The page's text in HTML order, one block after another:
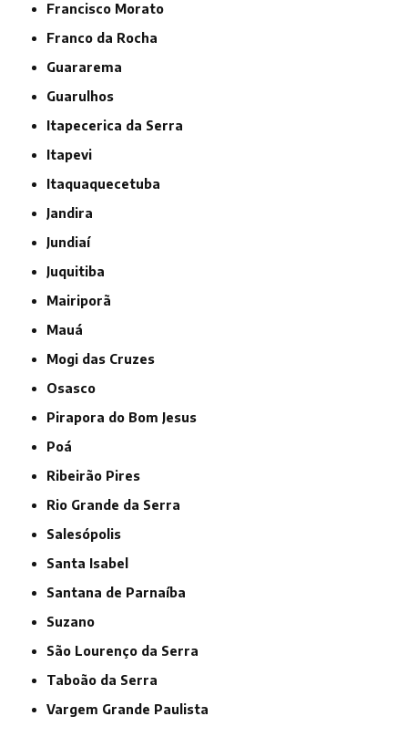
Francisco Morato
Franco da Rocha
Guararema
Guarulhos
Itapecerica da Serra
Itapevi
Itaquaquecetuba
Jandira
Jundiaí
Juquitiba
Mairiporã
Mauá
Mogi das Cruzes
Osasco
Pirapora do Bom Jesus
Poá
Ribeirão Pires
Rio Grande da Serra
Salesópolis
Santa Isabel
Santana de Parnaíba
Suzano
São Lourenço da Serra
Taboão da Serra
Vargem Grande Paulista